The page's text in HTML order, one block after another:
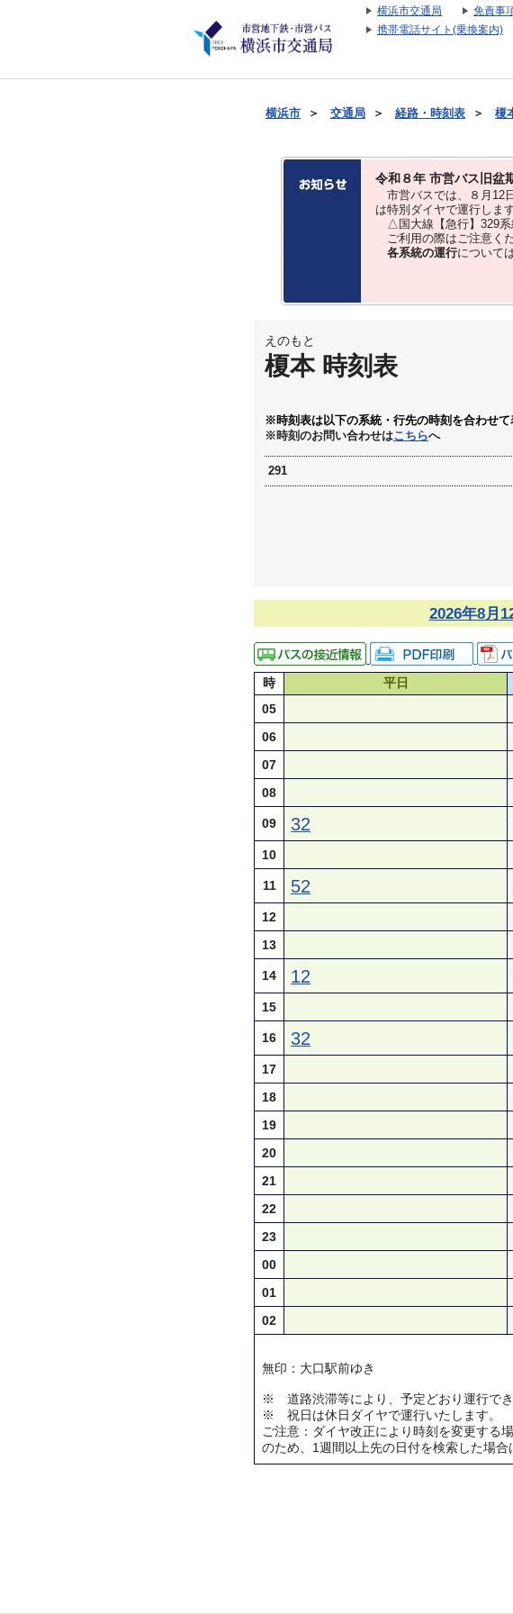
横浜市交通局 免責事
携帯電話サイト(乗換案内)
横浜市 ＞ 交通局 ＞ 経路・時刻表 ＞ 榎
令和８年 市営バス旧盆
市営バスでは、８⽉12
は特別ダイヤで運⾏します
△国大線【急行】329系
ご利用の際はご注意くだ
各系統の運行について
えのもと
榎本 時刻表
※時刻表は以下の系統・行先の時刻を合わせて
※時刻のお問い合わせはこちらへ
291
2026年8月
時 平日
05
06
07
08
09 32
10
11 52
12
13
14 12
15
16 32
17
18
19
20
21
22
23
00
01
02
無印：大口駅前ゆき
※ 道路渋滞等により、予定どおり運行でき
※ 祝日は休日ダイヤで運行いたします。
ご注意：ダイヤ改正により時刻を変更する
のため、1週間以上先の日付を検索した場